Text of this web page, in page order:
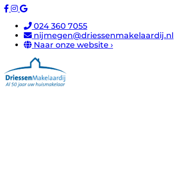
024 360 7055
nijmegen@driessenmakelaardij.nl
Naar onze website ›